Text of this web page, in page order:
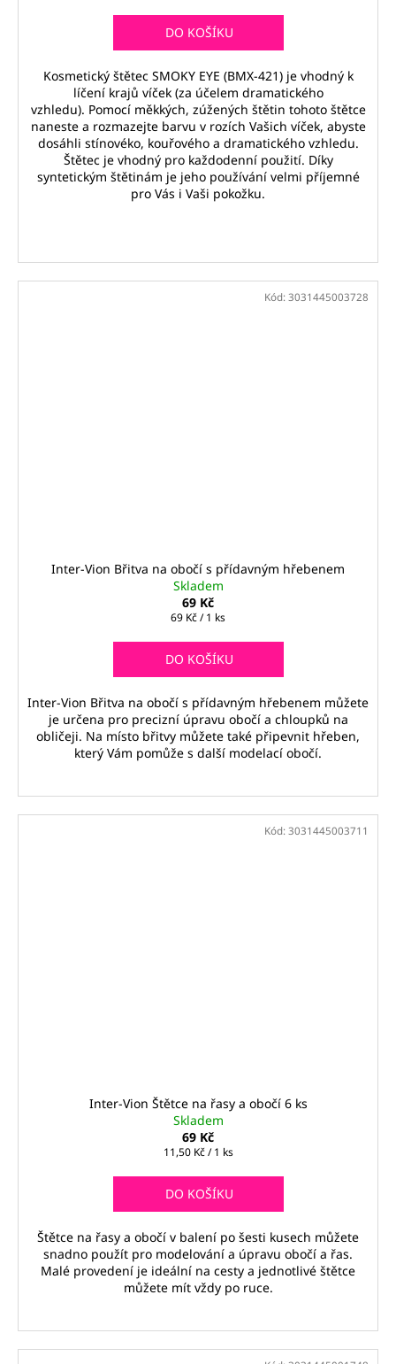
DO KOŠÍKU
Kosmetický štětec SMOKY EYE (BMX-421) je vhodný k
líčení krajů víček (za účelem dramatického
vzhledu). Pomocí měkkých, zúžených štětin tohoto štětce
naneste a rozmazejte barvu v rozích Vašich víček, abyste
dosáhli stínovéko, kouřového a dramatického vzhledu.
Štětec je vhodný pro každodenní použití. Díky
syntetickým štětinám je jeho používání velmi příjemné
pro Vás i Vaši pokožku.
Inter-Vion Břitva na obočí s přídavným hřebenem
Skladem
69 Kč
Měrná
69 Kč / 1 ks
DO KOŠÍKU
Inter-Vion Břitva na obočí s přídavným hřebenem můžete
je určena pro precizní úpravu obočí a chloupků na
obličeji. Na místo břitvy můžete také připevnit hřeben,
který Vám pomůže s další modelací obočí.
Kód: 3031445003728
Inter-Vion Štětce na řasy a obočí 6 ks
Skladem
69 Kč
Měrná
11,50 Kč / 1 ks
DO KOŠÍKU
Štětce na řasy a obočí v balení po šesti kusech můžete
snadno použít pro modelování a úpravu obočí a řas.
Malé provedení je ideální na cesty a jednotlivé štětce
můžete mít vždy po ruce.
Kód: 3031445003711